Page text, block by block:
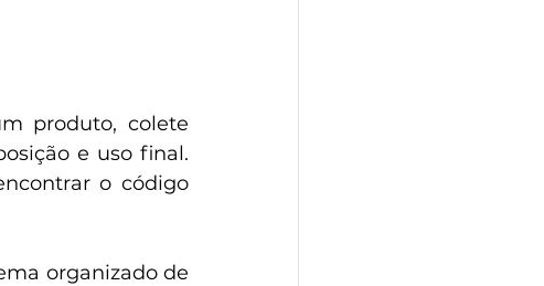
produto, colete
e uso final.
o código
organizado de